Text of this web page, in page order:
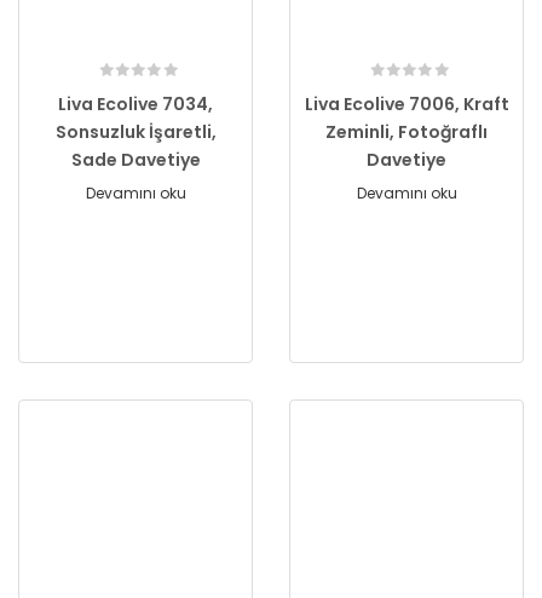
Liva Ecolive 7034,
Sonsuzluk İşaretli,
Sade Davetiye
Devamını oku
Liva Ecolive 7006, Kraft
Zeminli, Fotoğraflı
Davetiye
Devamını oku